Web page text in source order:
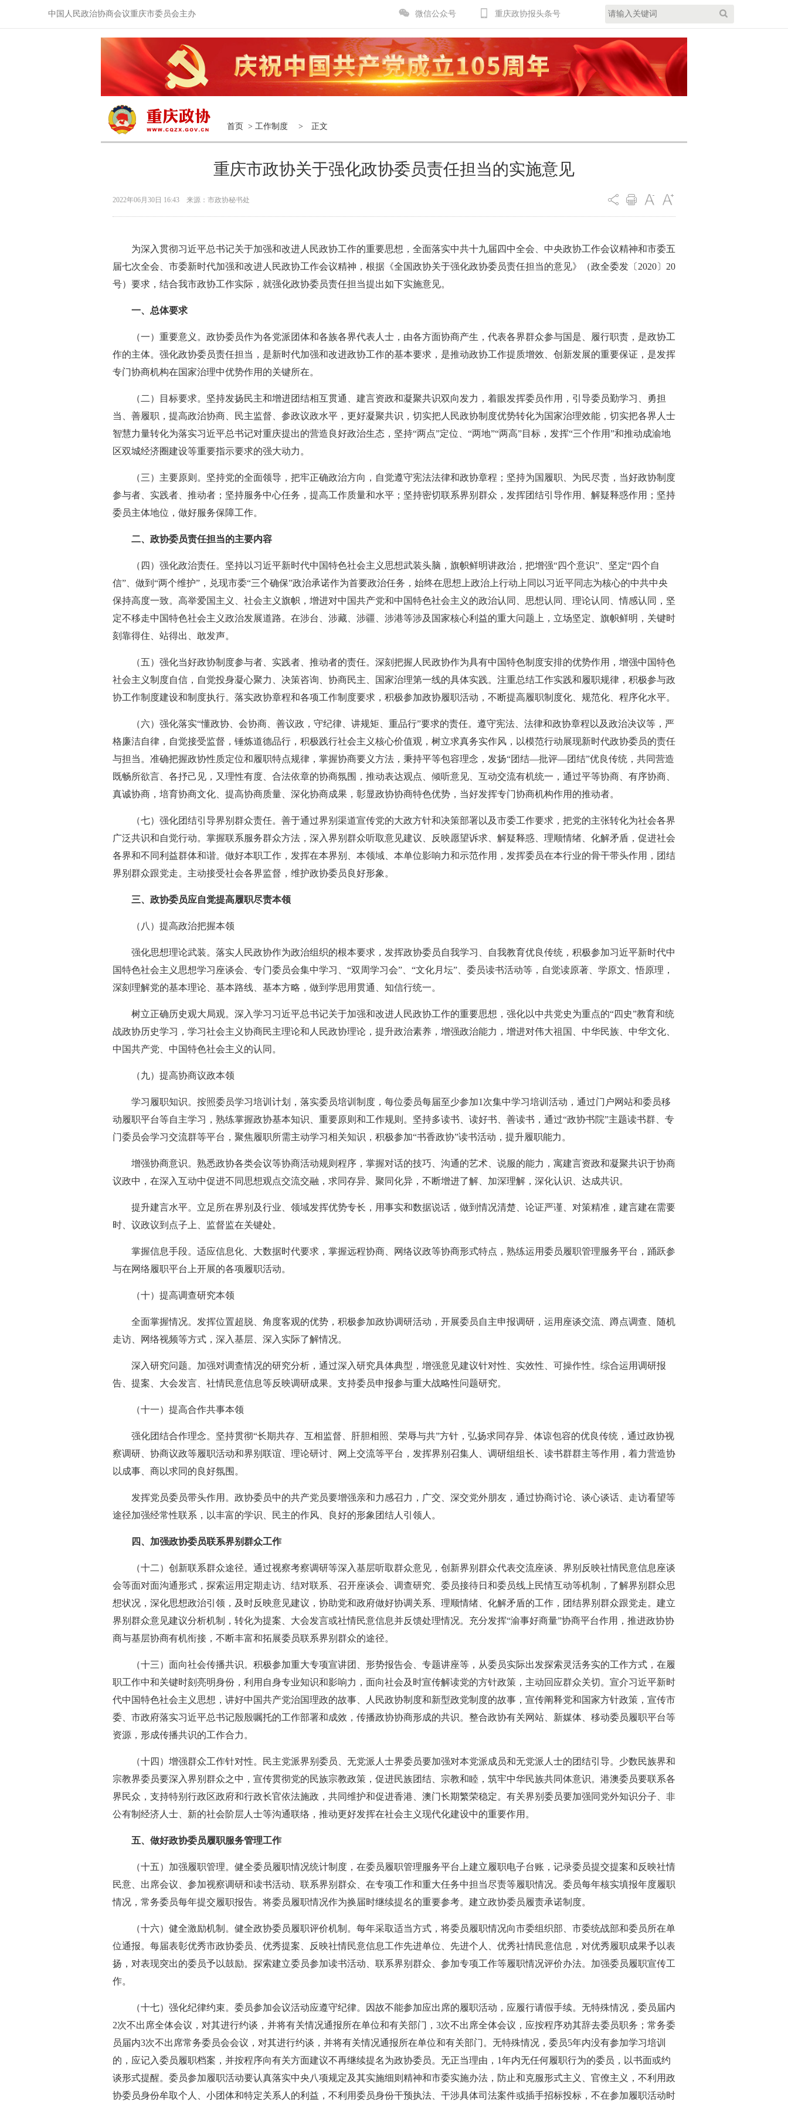
中国人民政治协商会议重庆市委员会主办 微信公众号 重庆政协报头条号
首页 > 工作制度 > 正文
重庆市政协关于强化政协委员责任担当的实施意见
2022年06月30日 16:43 来源：市政协秘书处
为深入贯彻习近平总书记关于加强和改进人民政协工作的重要思想，全面落实中共十九届四中全会、中央政协工作会议精神和市委五
届七次全会、市委新时代加强和改进人民政协工作会议精神，根据《全国政协关于强化政协委员责任担当的意见》（政全委发〔2020〕20
号）要求，结合我市政协工作实际，就强化政协委员责任担当提出如下实施意见。
一、总体要求
（一）重要意义。政协委员作为各党派团体和各族各界代表人士，由各方面协商产生，代表各界群众参与国是、履行职责，是政协工
作的主体。强化政协委员责任担当，是新时代加强和改进政协工作的基本要求，是推动政协工作提质增效、创新发展的重要保证，是发挥
专门协商机构在国家治理中优势作用的关键所在。
（二）目标要求。坚持发扬民主和增进团结相互贯通、建言资政和凝聚共识双向发力，着眼发挥委员作用，引导委员勤学习、勇担
当、善履职，提高政治协商、民主监督、参政议政水平，更好凝聚共识，切实把人民政协制度优势转化为国家治理效能，切实把各界人士
智慧力量转化为落实习近平总书记对重庆提出的营造良好政治生态，坚持“两点”定位、“两地”“两高”目标，发挥“三个作用”和推动成渝地
区双城经济圈建设等重要指示要求的强大动力。
（三）主要原则。坚持党的全面领导，把牢正确政治方向，自觉遵守宪法法律和政协章程；坚持为国履职、为民尽责，当好政协制度
参与者、实践者、推动者；坚持服务中心任务，提高工作质量和水平；坚持密切联系界别群众，发挥团结引导作用、解疑释惑作用；坚持
委员主体地位，做好服务保障工作。
二、政协委员责任担当的主要内容
（四）强化政治责任。坚持以习近平新时代中国特色社会主义思想武装头脑，旗帜鲜明讲政治，把增强“四个意识”、坚定“四个自
信”、做到“两个维护”，兑现市委“三个确保”政治承诺作为首要政治任务，始终在思想上政治上行动上同以习近平同志为核心的中共中央
保持高度一致。高举爱国主义、社会主义旗帜，增进对中国共产党和中国特色社会主义的政治认同、思想认同、理论认同、情感认同，坚
定不移走中国特色社会主义政治发展道路。在涉台、涉藏、涉疆、涉港等涉及国家核心利益的重大问题上，立场坚定、旗帜鲜明，关键时
刻靠得住、站得出、敢发声。
（五）强化当好政协制度参与者、实践者、推动者的责任。深刻把握人民政协作为具有中国特色制度安排的优势作用，增强中国特色
社会主义制度自信，自觉投身凝心聚力、决策咨询、协商民主、国家治理第一线的具体实践。注重总结工作实践和履职规律，积极参与政
协工作制度建设和制度执行。落实政协章程和各项工作制度要求，积极参加政协履职活动，不断提高履职制度化、规范化、程序化水平。
（六）强化落实“懂政协、会协商、善议政，守纪律、讲规矩、重品行”要求的责任。遵守宪法、法律和政协章程以及政治决议等，严
格廉洁自律，自觉接受监督，锤炼道德品行，积极践行社会主义核心价值观，树立求真务实作风，以模范行动展现新时代政协委员的责任
与担当。准确把握政协性质定位和履职特点规律，掌握协商要义方法，秉持平等包容理念，发扬“团结—批评—团结”优良传统，共同营造
既畅所欲言、各抒己见，又理性有度、合法依章的协商氛围，推动表达观点、倾听意见、互动交流有机统一，通过平等协商、有序协商、
真诚协商，培育协商文化、提高协商质量、深化协商成果，彰显政协协商特色优势，当好发挥专门协商机构作用的推动者。
（七）强化团结引导界别群众责任。善于通过界别渠道宣传党的大政方针和决策部署以及市委工作要求，把党的主张转化为社会各界
广泛共识和自觉行动。掌握联系服务群众方法，深入界别群众听取意见建议、反映愿望诉求、解疑释惑、理顺情绪、化解矛盾，促进社会
各界和不同利益群体和谐。做好本职工作，发挥在本界别、本领域、本单位影响力和示范作用，发挥委员在本行业的骨干带头作用，团结
界别群众跟党走。主动接受社会各界监督，维护政协委员良好形象。
三、政协委员应自觉提高履职尽责本领
（八）提高政治把握本领
强化思想理论武装。落实人民政协作为政治组织的根本要求，发挥政协委员自我学习、自我教育优良传统，积极参加习近平新时代中
国特色社会主义思想学习座谈会、专门委员会集中学习、“双周学习会”、“文化月坛”、委员读书活动等，自觉读原著、学原文、悟原理，
深刻理解党的基本理论、基本路线、基本方略，做到学思用贯通、知信行统一。
树立正确历史观大局观。深入学习习近平总书记关于加强和改进人民政协工作的重要思想，强化以中共党史为重点的“四史”教育和统
战政协历史学习，学习社会主义协商民主理论和人民政协理论，提升政治素养，增强政治能力，增进对伟大祖国、中华民族、中华文化、
中国共产党、中国特色社会主义的认同。
（九）提高协商议政本领
学习履职知识。按照委员学习培训计划，落实委员培训制度，每位委员每届至少参加1次集中学习培训活动，通过门户网站和委员移
动履职平台等自主学习，熟练掌握政协基本知识、重要原则和工作规则。坚持多读书、读好书、善读书，通过“政协书院”主题读书群、专
门委员会学习交流群等平台，聚焦履职所需主动学习相关知识，积极参加“书香政协”读书活动，提升履职能力。
增强协商意识。熟悉政协各类会议等协商活动规则程序，掌握对话的技巧、沟通的艺术、说服的能力，寓建言资政和凝聚共识于协商
议政中，在深入互动中促进不同思想观点交流交融，求同存异、聚同化异，不断增进了解、加深理解，深化认识、达成共识。
提升建言水平。立足所在界别及行业、领域发挥优势专长，用事实和数据说话，做到情况清楚、论证严谨、对策精准，建言建在需要
时、议政议到点子上、监督监在关键处。
掌握信息手段。适应信息化、大数据时代要求，掌握远程协商、网络议政等协商形式特点，熟练运用委员履职管理服务平台，踊跃参
与在网络履职平台上开展的各项履职活动。
（十）提高调查研究本领
全面掌握情况。发挥位置超脱、角度客观的优势，积极参加政协调研活动，开展委员自主申报调研，运用座谈交流、蹲点调查、随机
走访、网络视频等方式，深入基层、深入实际了解情况。
深入研究问题。加强对调查情况的研究分析，通过深入研究具体典型，增强意见建议针对性、实效性、可操作性。综合运用调研报
告、提案、大会发言、社情民意信息等反映调研成果。支持委员申报参与重大战略性问题研究。
（十一）提高合作共事本领
强化团结合作理念。坚持贯彻“长期共存、互相监督、肝胆相照、荣辱与共”方针，弘扬求同存异、体谅包容的优良传统，通过政协视
察调研、协商议政等履职活动和界别联谊、理论研讨、网上交流等平台，发挥界别召集人、调研组组长、读书群群主等作用，着力营造协
以成事、商以求同的良好氛围。
发挥党员委员带头作用。政协委员中的共产党员要增强亲和力感召力，广交、深交党外朋友，通过协商讨论、谈心谈话、走访看望等
途径加强经常性联系，以丰富的学识、民主的作风、良好的形象团结人引领人。
四、加强政协委员联系界别群众工作
（十二）创新联系群众途径。通过视察考察调研等深入基层听取群众意见，创新界别群众代表交流座谈、界别反映社情民意信息座谈
会等面对面沟通形式，探索运用定期走访、结对联系、召开座谈会、调查研究、委员接待日和委员线上民情互动等机制，了解界别群众思
想状况，深化思想政治引领，及时反映意见建议，协助党和政府做好协调关系、理顺情绪、化解矛盾的工作，团结界别群众跟党走。建立
界别群众意见建议分析机制，转化为提案、大会发言或社情民意信息并反馈处理情况。充分发挥“渝事好商量”协商平台作用，推进政协协
商与基层协商有机衔接，不断丰富和拓展委员联系界别群众的途径。
（十三）面向社会传播共识。积极参加重大专项宣讲团、形势报告会、专题讲座等，从委员实际出发探索灵活务实的工作方式，在履
职工作中和关键时刻亮明身份，利用自身专业知识和影响力，面向社会及时宣传解读党的方针政策，主动回应群众关切。宣介习近平新时
代中国特色社会主义思想，讲好中国共产党治国理政的故事、人民政协制度和新型政党制度的故事，宣传阐释党和国家方针政策，宣传市
委、市政府落实习近平总书记殷殷嘱托的工作部署和成效，传播政协协商形成的共识。整合政协有关网站、新媒体、移动委员履职平台等
资源，形成传播共识的工作合力。
（十四）增强群众工作针对性。民主党派界别委员、无党派人士界委员要加强对本党派成员和无党派人士的团结引导。少数民族界和
宗教界委员要深入界别群众之中，宣传贯彻党的民族宗教政策，促进民族团结、宗教和睦，筑牢中华民族共同体意识。港澳委员要联系各
界民众，支持特别行政区政府和行政长官依法施政，共同维护和促进香港、澳门长期繁荣稳定。有关界别委员要加强同党外知识分子、非
公有制经济人士、新的社会阶层人士等沟通联络，推动更好发挥在社会主义现代化建设中的重要作用。
五、做好政协委员履职服务管理工作
（十五）加强履职管理。健全委员履职情况统计制度，在委员履职管理服务平台上建立履职电子台账，记录委员提交提案和反映社情
民意、出席会议、参加视察调研和读书活动、联系界别群众、在专项工作和重大任务中担当尽责等履职情况。委员每年核实填报年度履职
情况，常务委员每年提交履职报告。将委员履职情况作为换届时继续提名的重要参考。建立政协委员履责承诺制度。
（十六）健全激励机制。健全政协委员履职评价机制。每年采取适当方式，将委员履职情况向市委组织部、市委统战部和委员所在单
位通报。每届表彰优秀市政协委员、优秀提案、反映社情民意信息工作先进单位、先进个人、优秀社情民意信息，对优秀履职成果予以表
扬，对表现突出的委员予以鼓励。探索建立委员参加读书活动、联系界别群众、参加专项工作等履职情况评价办法。加强委员履职宣传工
作。
（十七）强化纪律约束。委员参加会议活动应遵守纪律。因故不能参加应出席的履职活动，应履行请假手续。无特殊情况，委员届内
2次不出席全体会议，对其进行约谈，并将有关情况通报所在单位和有关部门，3次不出席全体会议，应按程序劝其辞去委员职务；常务委
员届内3次不出席常务委员会会议，对其进行约谈，并将有关情况通报所在单位和有关部门。无特殊情况，委员5年内没有参加学习培训
的，应记入委员履职档案，并按程序向有关方面建议不再继续提名为政协委员。无正当理由，1年内无任何履职行为的委员，以书面或约
谈形式提醒。委员参加履职活动要认真落实中央八项规定及其实施细则精神和市委实施办法，防止和克服形式主义、官僚主义，不利用政
协委员身份牟取个人、小团体和特定关系人的利益，不利用委员身份干预执法、干涉具体司法案件或插手招标投标，不在参加履职活动时